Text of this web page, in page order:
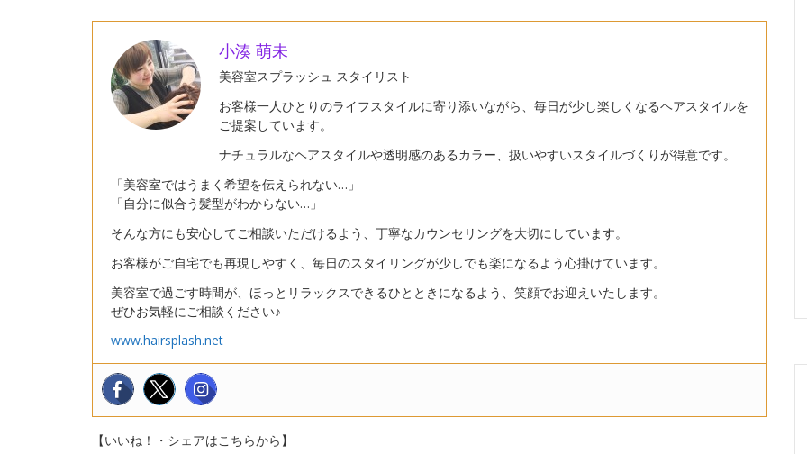
小湊 萌未
美容室スプラッシュ スタイリスト
お客様一人ひとりのライフスタイルに寄り添いながら、毎日が少し楽しくなるヘアスタイルを
ご提案しています。
ナチュラルなヘアスタイルや透明感のあるカラー、扱いやすいスタイルづくりが得意です。
「美容室ではうまく希望を伝えられない…」
「自分に似合う髪型がわからない…」
そんな方にも安心してご相談いただけるよう、丁寧なカウンセリングを大切にしています。
お客様がご自宅でも再現しやすく、毎日のスタイリングが少しでも楽になるよう心掛けています。
美容室で過ごす時間が、ほっとリラックスできるひとときになるよう、笑顔でお迎えいたします。
ぜひお気軽にご相談ください♪
www.hairsplash.net
【いいね！・シェアはこちらから】